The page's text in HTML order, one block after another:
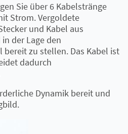
Sie über 6 Kabelstränge
Strom. Vergoldete
und Kabel aus
der Lage den
zu stellen. Das Kabel ist
dadurch
Dynamik bereit und